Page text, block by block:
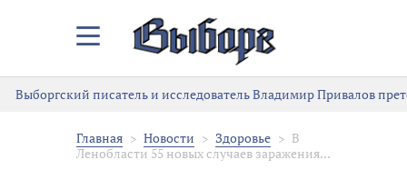
Закрыть/
меню
Выборгский писатель и исследователь Владимир Привалов
Главная Новости Здоровье
В
Ленобласти 55 новых случаев заражения...